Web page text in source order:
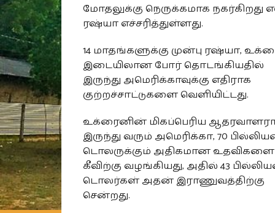
மோதலுக்கு நெருக்கமாக நகர்கிறது
ரஷ்யா எச்சரித்துள்ளது.
14 மாதங்களுக்கு முன்பு ரஷ்யா,
இடையிலான போர் தொடங்கியதில்
இருந்து அமெரிக்காவுக்கு எதிராக
குற்றச்சாட்டுகளை வெளியிட்டது.
உக்ரைனின் மிகப்பெரிய
இருந்து வரும் அமெரிக்கா, 70
டொலருக்கும் அதிகமான உதவிகளை
கீவிற்கு வழங்கியது, அதில் 43
டொலர்கள் அதன் இராணுவத்திற்கு
சென்றது.